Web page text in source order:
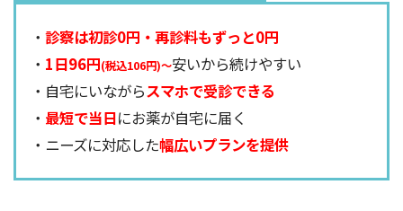
・診察は初診0円・再診料もずっと0円
・ 1日96円(税込106円)～安いから続けやすい
・自宅にいながらスマホで受診できる
・ 最短で当日にお薬が自宅に届く
・ニーズに対応した幅広いプランを提供